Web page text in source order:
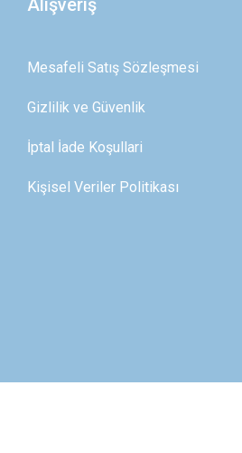
Alışveriş
Mesafeli Satış Sözleşmesi
Gizlilik ve Güvenlik
İptal İade Koşullari
Kişisel Veriler Politikası